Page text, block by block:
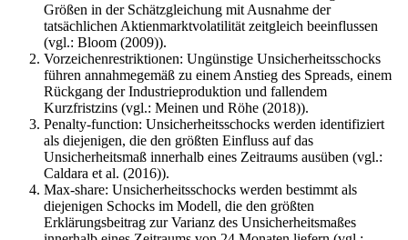
Größen in der Schätzgleichung mit Ausnahme der
tatsächlichen Aktienmarktvolatilität zeitgleich beeinflussen
(vgl.: Bloom (2009)).
Vorzeichenrestriktionen: Ungünstige Unsicherheitsschocks
führen annahmegemäß zu einem Anstieg des Spreads, einem
Rückgang der Industrieproduktion und fallendem
Kurzfristzins (vgl.: Meinen und Röhe (2018)).
Penalty-function: Unsicherheitsschocks werden identifiziert
als diejenigen, die den größten Einfluss auf das
Unsicherheitsmaß innerhalb eines Zeitraums ausüben (vgl.:
Caldara et al. (2016)).
Max-share: Unsicherheitsschocks werden bestimmt als
diejenigen Schocks im Modell, die den größten
Erklärungsbeitrag zur Varianz des Unsicherheitsmaßes